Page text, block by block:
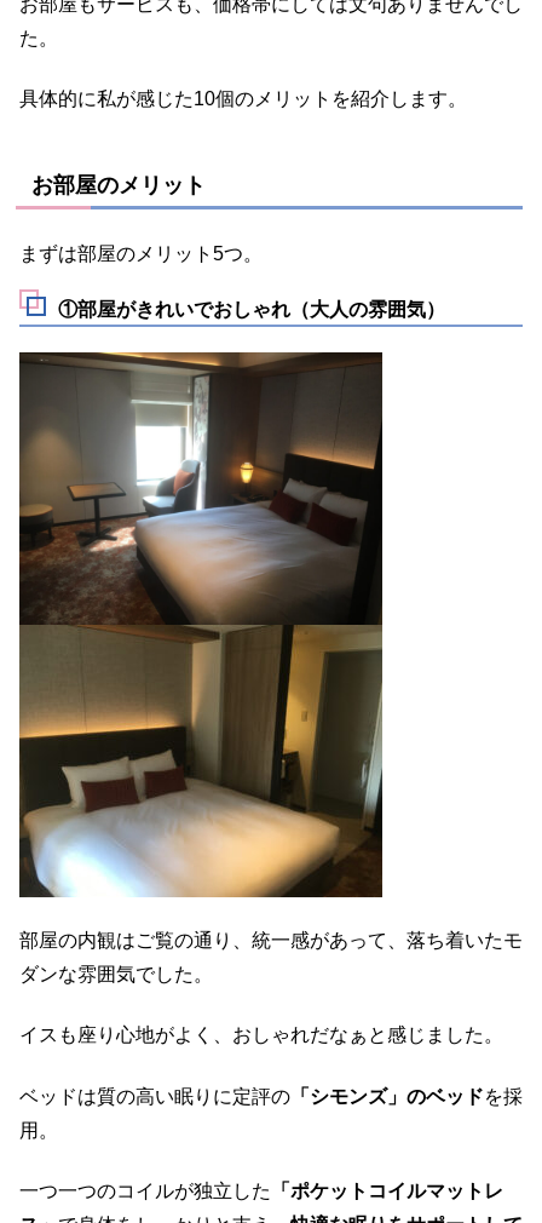
お部屋もサービスも、価格帯にしては文句ありませんでし
た。
具体的に私が感じた10個のメリットを紹介します。
お部屋のメリット
まずは部屋のメリット5つ。
①部屋がきれいでおしゃれ（大人の雰囲気）
部屋の内観はご覧の通り、統一感があって、落ち着いたモ
ダンな雰囲気でした。
イスも座り心地がよく、おしゃれだなぁと感じました。
ベッドは質の高い眠りに定評の 「シモンズ」のベッドを採
用。
一つ一つのコイルが独立した
「ポケットコイルマットレ